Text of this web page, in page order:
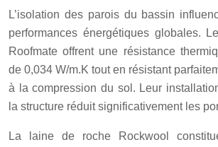
L’isolation des parois du bassin
performances énergétiques globales.
Roofmate offrent une résistance
de 0,034 W/m.K tout en résistant
à la compression du sol. Leur
la structure réduit significativement les
La laine de roche Rockwool